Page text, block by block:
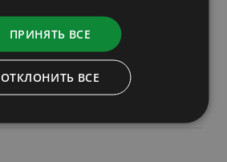
ПРИНЯТЬ ВСЕ
ОТКЛОНИТЬ ВСЕ